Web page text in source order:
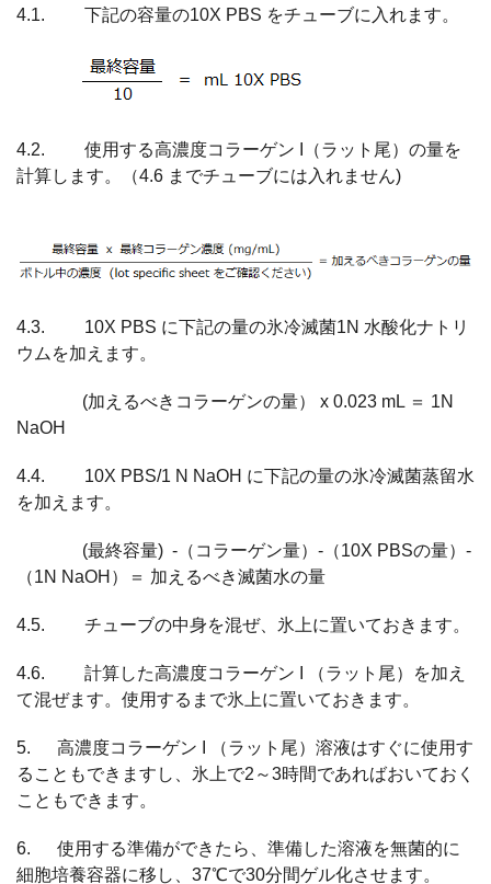
4.1. 下記の容量の10X PBS をチューブに入れます。
4.2. 使用する高濃度コラーゲン I（ラット尾）の量を
計算します。（4.6 までチューブには入れません)
4.3. 10X PBS に下記の量の氷冷滅菌1N 水酸化ナトリ
ウムを加えます。
(加えるべきコラーゲンの量） x 0.023 mL ＝ 1N
NaOH
4.4. 10X PBS/1 N NaOH に下記の量の氷冷滅菌蒸留水
を加えます。
(最終容量) -（コラーゲン量）-（10X PBSの量）-
（1N NaOH）＝ 加えるべき滅菌水の量
4.5. チューブの中身を混ぜ、氷上に置いておきます。
4.6. 計算した高濃度コラーゲン I （ラット尾）を加え
て混ぜます。使用するまで氷上に置いておきます。
5. 高濃度コラーゲン I （ラット尾）溶液はすぐに使用す
ることもできますし、氷上で2～3時間であればおいておく
こともできます。
6. 使用する準備ができたら、準備した溶液を無菌的に
細胞培養容器に移し、37℃で30分間ゲル化させます。